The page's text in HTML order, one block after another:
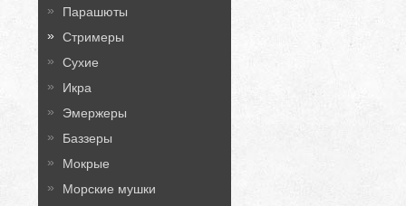
Парашюты
Стримеры
Сухие
Икра
Эмержеры
Баззеры
Мокрые
Морские мушки